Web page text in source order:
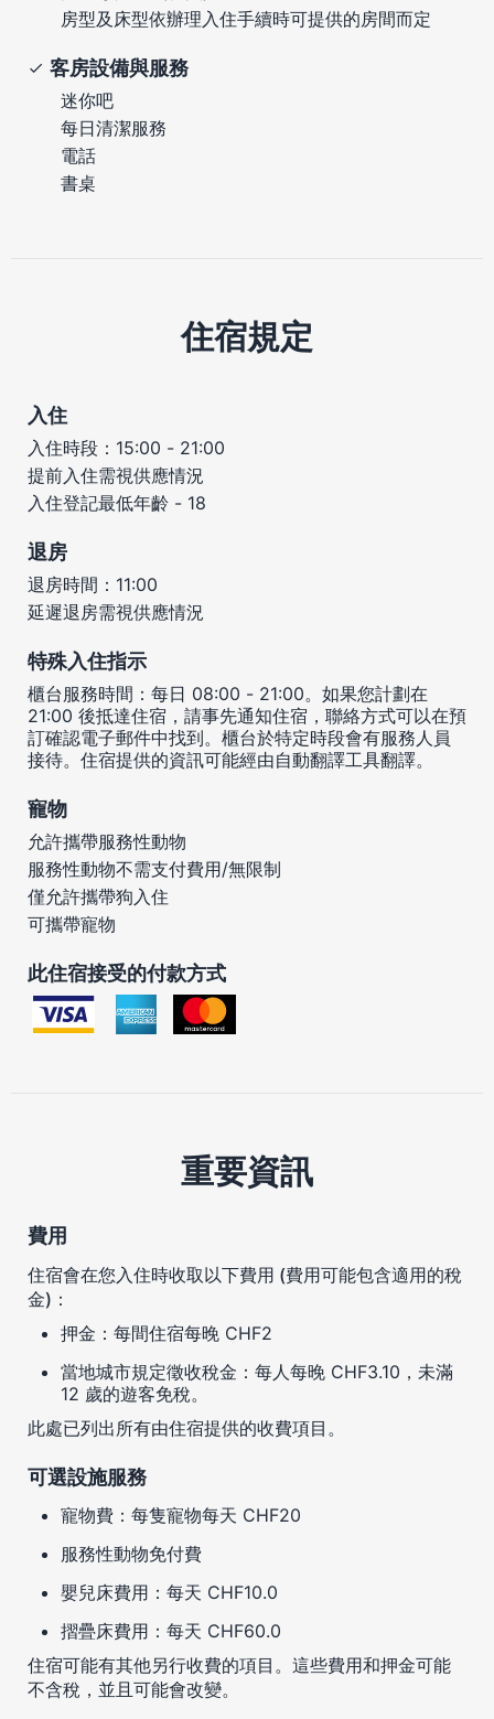
房型及床型依辦理入住手續時可提供的房間而定
客房設備與服務
迷你吧
每日清潔服務
電話
書桌
住宿規定
入住
入住時段：15:00 - 21:00
提前入住需視供應情況
入住登記最低年齡 - 18
退房
退房時間：11:00
延遲退房需視供應情況
特殊入住指示
櫃台服務時間：每日 08:00 - 21:00。如果您計劃在
21:00 後抵達住宿，請事先通知住宿，聯絡方式可以在預
訂確認電子郵件中找到。櫃台於特定時段會有服務人員
接待。住宿提供的資訊可能經由自動翻譯工具翻譯。
寵物
允許攜帶服務性動物
服務性動物不需支付費用/無限制
僅允許攜帶狗入住
可攜帶寵物
此住宿接受的付款方式
重要資訊
費用
住宿會在您入住時收取以下費用 (費用可能包含適用的稅
金)：
押金：每間住宿每晚 CHF2
當地城市規定徵收稅金：每人每晚 CHF3.10，未滿
12 歲的遊客免稅。
此處已列出所有由住宿提供的收費項目。
可選設施服務
寵物費：每隻寵物每天 CHF20
服務性動物免付費
嬰兒床費用：每天 CHF10.0
摺疊床費用：每天 CHF60.0
住宿可能有其他另行收費的項目。這些費用和押金可能
不含稅，並且可能會改變。